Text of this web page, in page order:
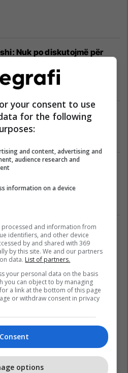
Nuk po diskutojmë për
e energensëve
01/10/2022
i ngrohjes qendrore në
e Veriut
Nevojiten 300 milionë
1
your consent to use
for the following
and content, advertising and
audience research and
information on a device
and information from
identifiers, and other device
by and shared with 369
by this site. We and our partners
data. List of partners.
your personal data on the basis
you can object to by managing
a link at the bottom of this page
or withdraw consent in privacy
Consent
options